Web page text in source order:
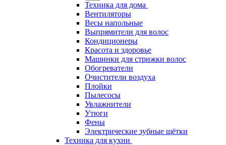
Техника для дома
Вентиляторы
Весы напольные
Выпрямители для волос
Кондиционеры
Красота и здоровье
Машинки для стрижки волос
Обогреватели
Очистители воздуха
Плойки
Пылесосы
Увлажнители
Утюги
Фены
Электрические зубные щётки
Техника для кухни